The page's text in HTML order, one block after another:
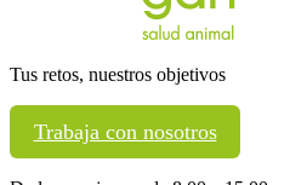
Tus retos, nuestros objetivos
Trabaja con nosotros